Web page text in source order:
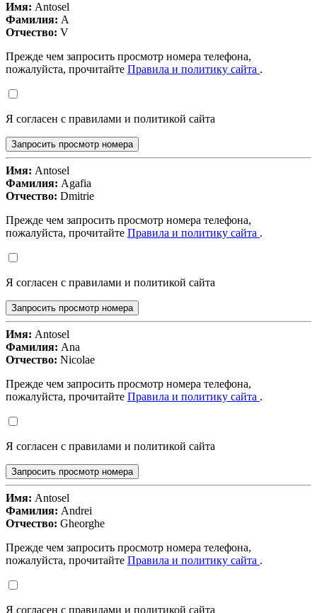
Имя: Antosel
Фамилия: A
Отчество: V
Прежде чем запросить просмотр номера телефона,
пожалуйста, прочитайте Правила и политику сайта .
Я согласен с правилами и политикой сайта
Запросить просмотр номера
Имя: Antosel
Фамилия: Agafia
Отчество: Dmitrie
Прежде чем запросить просмотр номера телефона,
пожалуйста, прочитайте Правила и политику сайта .
Я согласен с правилами и политикой сайта
Запросить просмотр номера
Имя: Antosel
Фамилия: Ana
Отчество: Nicolae
Прежде чем запросить просмотр номера телефона,
пожалуйста, прочитайте Правила и политику сайта .
Я согласен с правилами и политикой сайта
Запросить просмотр номера
Имя: Antosel
Фамилия: Andrei
Отчество: Gheorghe
Прежде чем запросить просмотр номера телефона,
пожалуйста, прочитайте Правила и политику сайта .
Я согласен с правилами и политикой сайта